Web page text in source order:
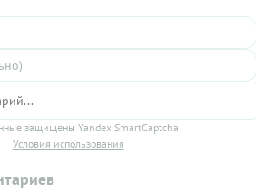
защищены Yandex SmartCaptcha
Условия использования